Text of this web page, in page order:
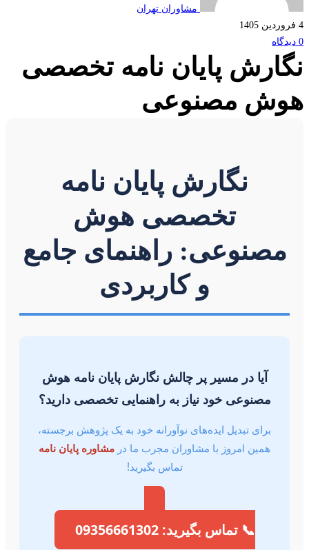
مشاوران تهران
4 فروردین 1405
0 دیدگاه
نگارش پایان نامه تخصصی
هوش مصنوعی
نگارش پایان نامه
تخصصی هوش
مصنوعی: راهنمای جامع
و کاربردی
آیا در مسیر پر چالش نگارش پایان نامه هوش
مصنوعی خود نیاز به راهنمایی تخصصی دارید؟
برای تبدیل ایده‌های نوآورانه خود به یک پژوهش برجسته،
همین امروز با مشاوران مجرب ما در مشاوره پایان نامه
تماس بگیرید!
📞 تماس بگیرید: 09356661302